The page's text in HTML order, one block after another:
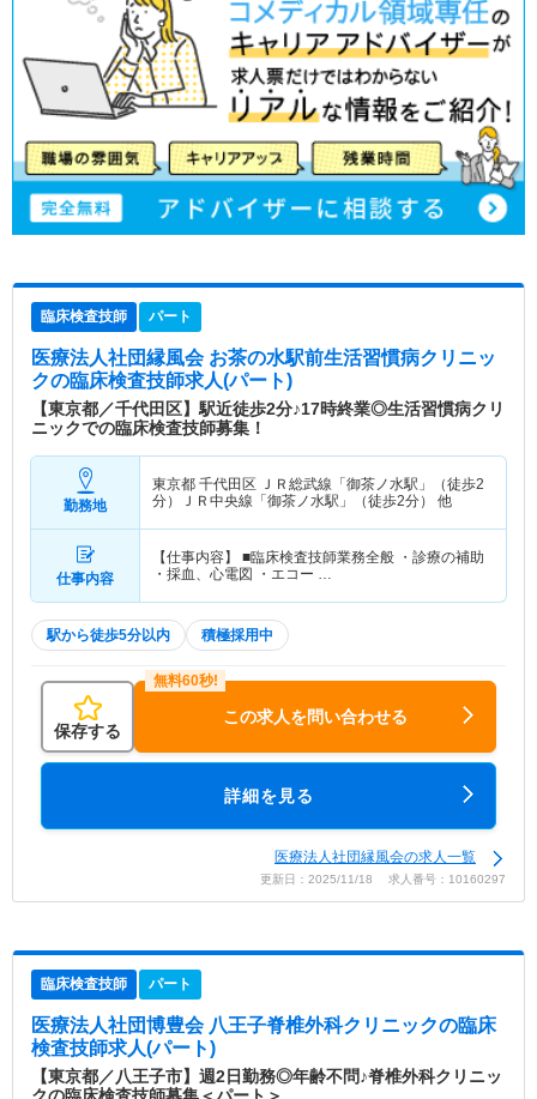
臨床検査技師 パート
医療法人社団縁風会 お茶の水駅前生活習慣病クリニッ
クの臨床検査技師求人(パート)
【東京都／千代田区】駅近徒歩2分♪17時終業◎生活習慣病クリ
ニックでの臨床検査技師募集！
勤務地
東京都 千代田区 ＪＲ総武線「御茶ノ水駅」（徒歩2
分）ＪＲ中央線「御茶ノ水駅」（徒歩2分） 他
仕事内容
【仕事内容】 ■臨床検査技師業務全般 ・診療の補助
・採血、心電図 ・エコー …
駅から徒歩5分以内 積極採用中
保存する
この求人を問い合わせる
詳細を見る
医療法人社団縁風会の求人一覧
更新日：2025/11/18 求人番号：10160297
臨床検査技師 パート
医療法人社団博豊会 八王子脊椎外科クリニックの臨床
検査技師求人(パート)
【東京都／八王子市】週2日勤務◎年齢不問♪脊椎外科クリニッ